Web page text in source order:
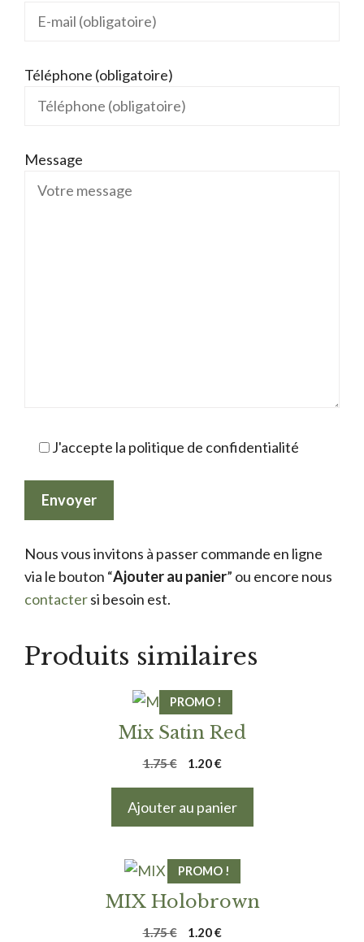
Téléphone (obligatoire)
Message
J'accepte la politique de confidentialité
Nous vous invitons à passer commande en ligne
via le bouton “Ajouter au panier” ou encore nous
contactersi besoin est.
Produits similaires
PROMO !
Mix Satin Red
1.75€
Le
1.20€Le
actuel
Ajouter au panier
PROMO !
MIX Holobrown
1.75€
Le
1.20€Le